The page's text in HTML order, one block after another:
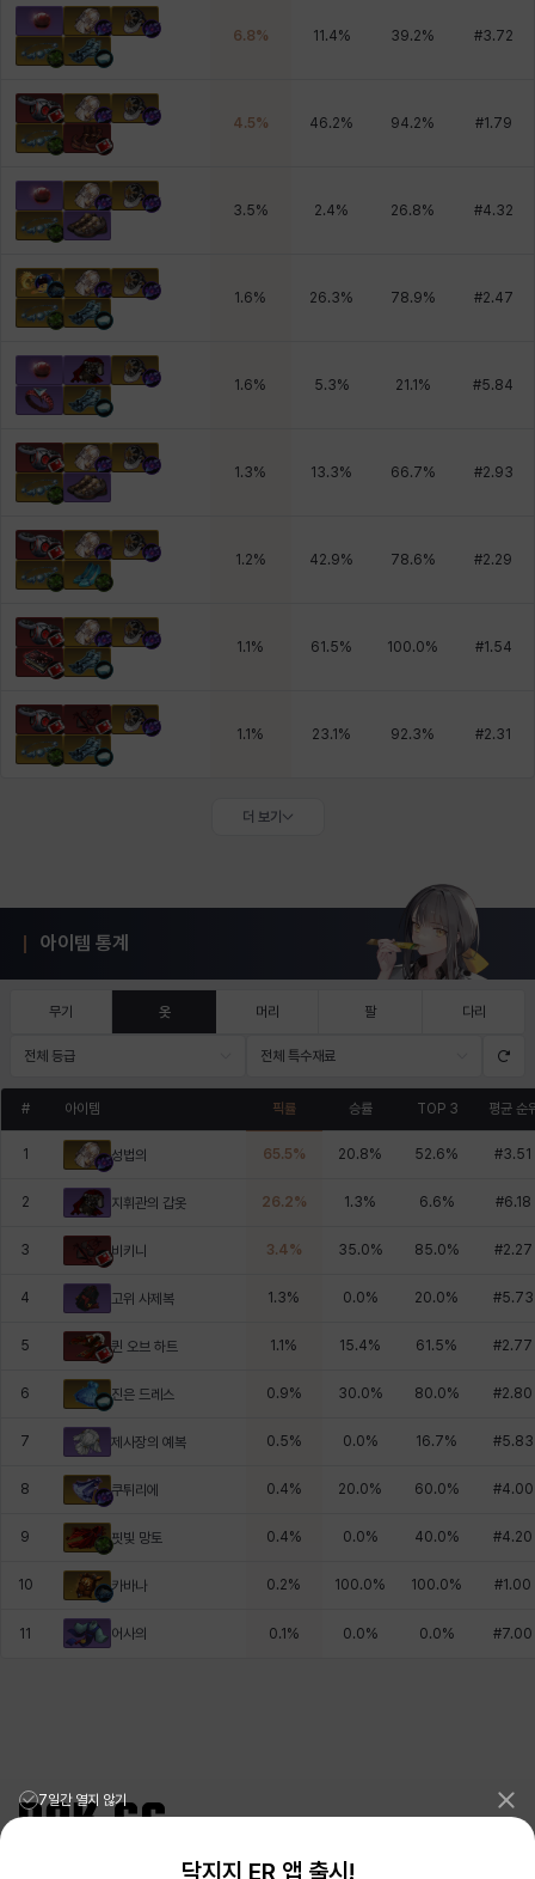
6.8% 11.4% 39.2% #3.72
4.5% 46.2% 94.2% #1.79
3.5% 2.4% 26.8% #4.32
1.6% 26.3% 78.9% #2.47
1.6% 5.3% 21.1 % #5.84
1.3% 13.3% 66.7% #2.93
1.2% 42.9% 78.6% #2.29
1.1 % 61.5% 100.0% #1.54
1.1 % 23.1 % 92.3% #2.31
더 보기
아이템 통계
무기 옷 머리 팔 다리
전체 등급 전체 특수재료
# 아이템 픽률 승률 TOP 3 평균 순
1 성법의 65.5% 20.8% 52.6% #3.51
2 지휘관의 갑옷 26.2% 1.3% 6.6% #6.18
3 비키니 3.4% 35.0% 85.0% #2.27
4 고위 사제복 1.3% 0.0% 20.0% #5.73
5 퀸 오브 하트 1.1 % 15.4% 61.5% #2.77
6 진은 드레스 0.9% 30.0% 80.0% #2.80
7 제사장의 예복 0.5% 0.0% 16.7% #5.83
8 쿠튀리에 0.4% 20.0% 60.0% #4.00
9 핏빛 망토 0.4% 0.0% 40.0% #4.20
10 카바나 0.2% 100.0% 100.0% #1.00
11 어사의 0.1 % 0.0% 0.0% #7.00
7일간 열지 않기
닥지지 ER 앱 출시!